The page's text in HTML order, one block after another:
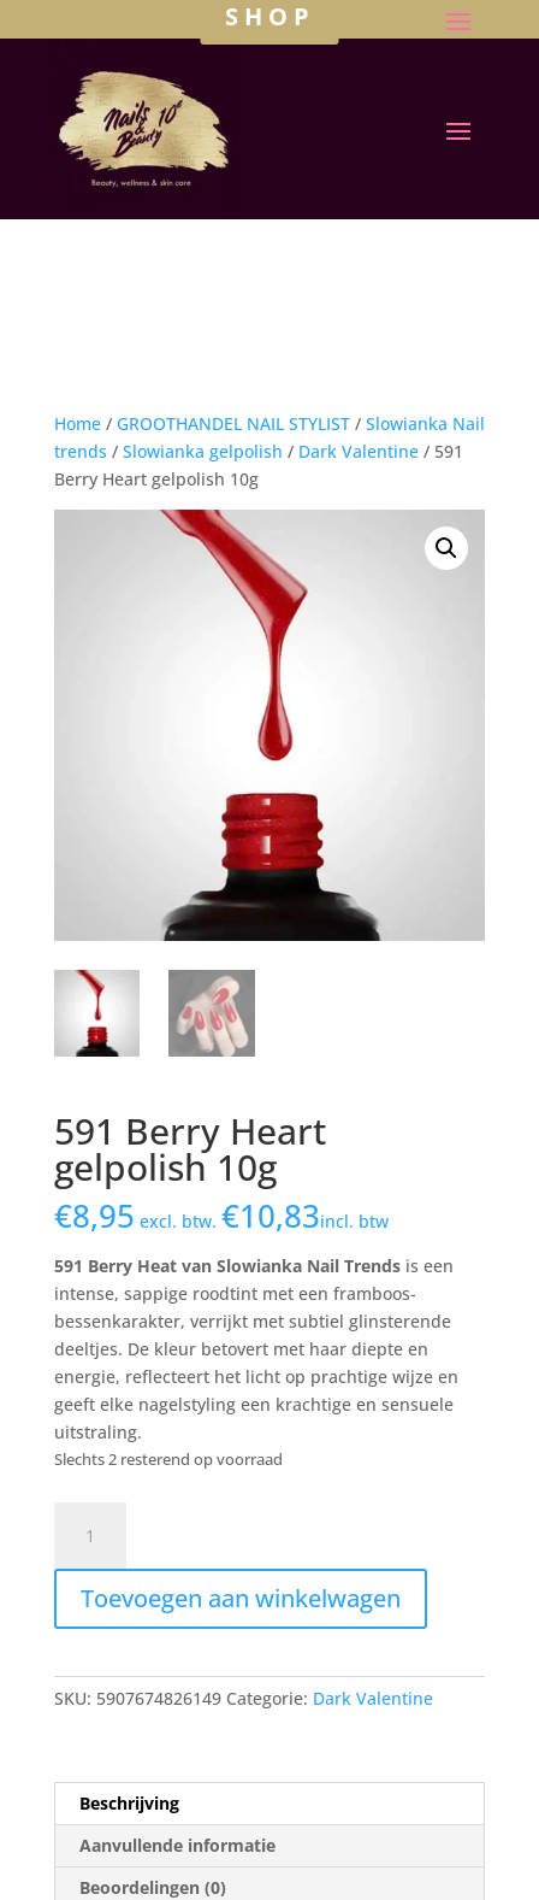
SHOP
Home/ GROOTHANDEL NAIL STYLIST/ Slowianka Nail
trends / Slowianka gelpolish / Dark Valentine/ 591
Berry Heart gelpolish 10g
591 Berry Heart
gelpolish 10g
€8,95 excl. btw. €10,83incl. btw
591 Berry Heat van Slowianka Nail Trendsis een
intense, sappige roodtint met een framboos-
bessenkarakter, verrijkt met subtiel glinsterende
deeltjes. De kleur betovert met haar diepte en
energie, reflecteert het licht op prachtige wijze en
geeft elke nagelstyling een krachtige en sensuele
uitstraling.
Slechts 2 resterend op voorraad
Berry
Heart
gelpolish
10g
Toevoegen aan winkelwagen
SKU: 5907674826149 Categorie: Dark Valentine
Beschrijving
Aanvullende informatie
Beoordelingen (0)